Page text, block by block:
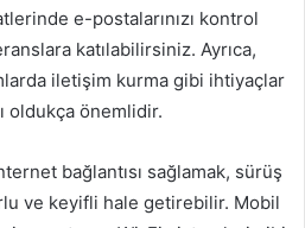
e-postalarınızı kontrol
katılabilirsiniz. Ayrıca,
iletişim kurma gibi ihtiyaçlar
oldukça önemlidir.
bağlantısı sağlamak, sürüş
ve keyifli hale getirebilir. Mobil